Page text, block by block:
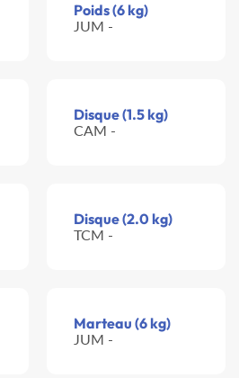
Poids (6 kg)
JUM -
Disque (1.5 kg)
CAM -
Disque (2.0 kg)
TCM -
Marteau (6 kg)
JUM -